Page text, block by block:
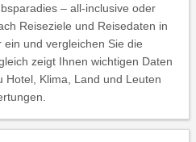
– all-inclusive oder
Reiseziele und Reisedaten in
und vergleichen Sie die
zeigt Ihnen wichtigen Daten
Hotel, Klima, Land und Leuten